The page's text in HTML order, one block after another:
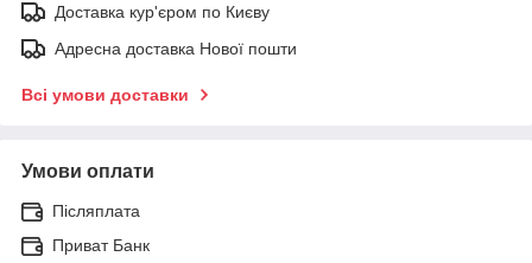
Доставка кур'єром по Києву
Адресна доставка Нової пошти
Всі умови доставки
Умови оплати
Післяплата
Приват Банк